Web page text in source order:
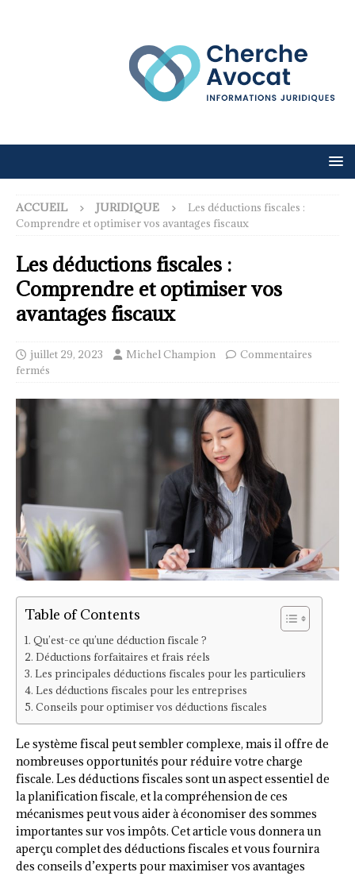
ACCUEIL JURIDIQUE
Les déductions fiscales :
Comprendre et optimiser vos avantages fiscaux
Les déductions fiscales :
Comprendre et optimiser vos
avantages fiscaux
juillet 29, 2023 Michel Champion
Commentaires
fermés
Table of Contents
Qu’est-ce qu’une déduction fiscale ?
Déductions forfaitaires et frais réels
Les principales déductions fiscales pour les particuliers
Les déductions fiscales pour les entreprises
Conseils pour optimiser vos déductions fiscales
Le système fiscal peut sembler complexe, mais il offre de
nombreuses opportunités pour réduire votre charge
fiscale. Les déductions fiscales sont un aspect essentiel de
la planification fiscale, et la compréhension de ces
mécanismes peut vous aider à économiser des sommes
importantes sur vos impôts. Cet article vous donnera un
aperçu complet des déductions fiscales et vous fournira
des conseils d’experts pour maximiser vos avantages